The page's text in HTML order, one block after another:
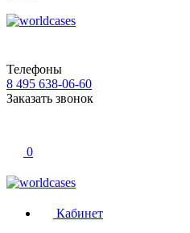
Телефоны
8 495 638-06-60
Заказать звонок
0
Кабинет